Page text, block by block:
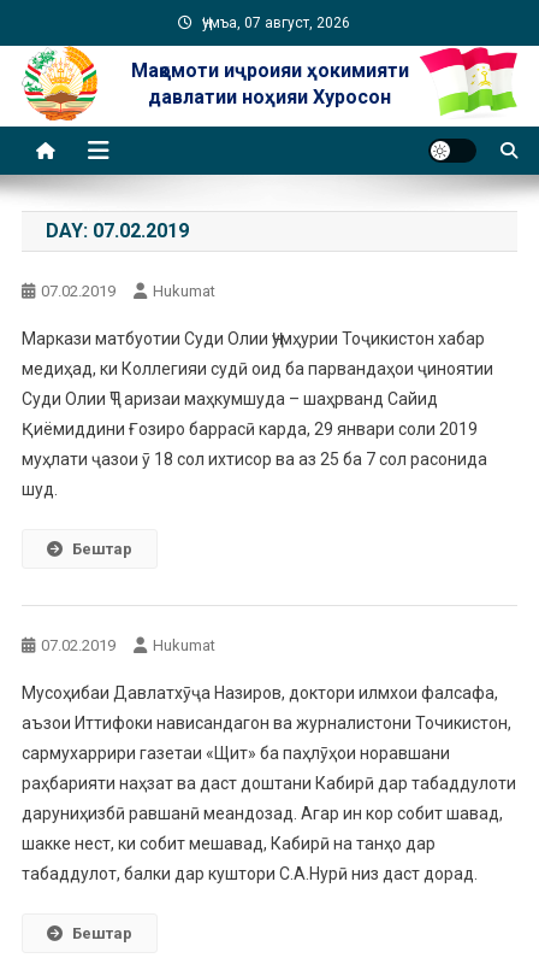
to
content
Ҷумъа, 07 август, 2026
Мақомоти иҷроияи ҳокимияти
давлатии ноҳияи Хуросон
DAY: 07.02.2019
07.02.2019 Hukumat
Маркази матбуотии Суди Олии Ҷумҳурии Тоҷикистон хабар
медиҳад, ки Коллегияи судӣ оид ба парвандаҳои ҷиноятии
Суди Олии ҶТ аризаи маҳкумшуда – шаҳрванд Сайид
Қиёмиддини Ғозиро баррасӣ карда, 29 январи соли 2019
муҳлати ҷазои ӯ 18 сол ихтисор ва аз 25 ба 7 сол расонида
шуд.
Бештар
07.02.2019 Hukumat
Мусоҳибаи Давлатхӯҷа Назиров, доктори илмхои фалсафа,
аъзои Иттифоки нависандагон ва журналистони Точикистон,
сармухаррири газетаи «Щит» ба паҳлӯҳои норавшани
раҳбарияти наҳзат ва даст доштани Кабирӣ дар табаддулоти
даруниҳизбӣ равшанӣ меандозад. Агар ин кор собит шавад,
шакке нест, ки собит мешавад, Кабирӣ на танҳо дар
табаддулот, балки дар куштори С.А.Нурӣ низ даст дорад.
Бештар